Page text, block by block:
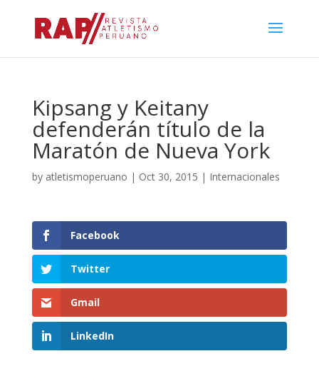
Kipsang y Keitany
defenderán título de la
Maratón de Nueva York
by atletismoperuano | Oct 30, 2015 | Internacionales
Facebook
Twitter
Gmail
LinkedIn